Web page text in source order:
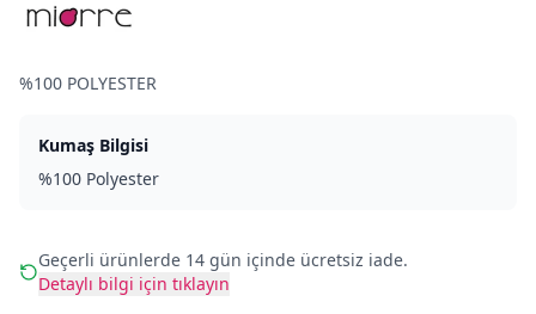
%100 POLYESTER
Kumaş Bilgisi
%100 Polyester
Geçerli ürünlerde 14 gün içinde ücretsiz iade.
Detaylı bilgi için tıklayın